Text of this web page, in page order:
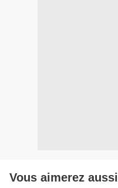
Vous aimerez aussi